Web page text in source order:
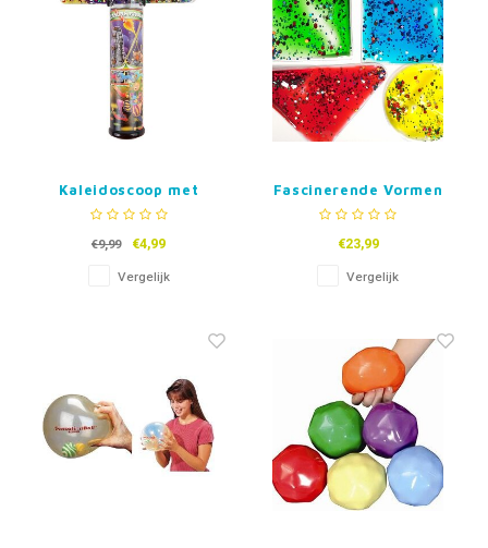
Kaleidoscoop met
toverstaaf (b-keuze)
€9,99 €4,99
Vergelijk
Fascinerende Vormen
Set van 4
€23,99
Vergelijk